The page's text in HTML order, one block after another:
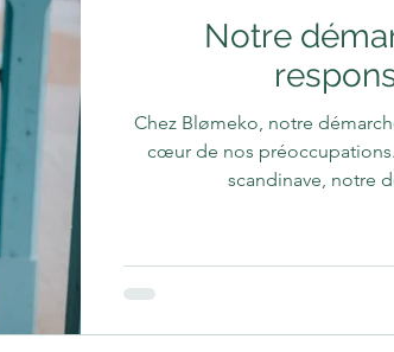
Notre
Chez Blømeko, notre
cœur de nos
scandinave, notre